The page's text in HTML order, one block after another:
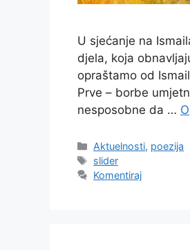
U sjećanje na
djela, koja
opraštamo od
Prve – borbe
nesposobne da …
Kategorije
Aktuelnosti, poezija
Oznake
slider
Komentiraj